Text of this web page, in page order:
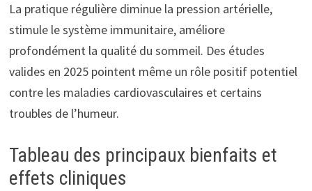
La pratique régulière diminue la pression artérielle,
stimule le système immunitaire, améliore
profondément la qualité du sommeil. Des études
valides en 2025 pointent même un rôle positif potentiel
contre les maladies cardiovasculaires et certains
troubles de l’humeur.
Tableau des principaux bienfaits et
effets cliniques